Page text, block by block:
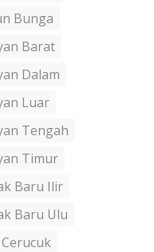
Bunga
Barat
Dalam
Luar
Tengah
Timur
Baru Ilir
Baru Ulu